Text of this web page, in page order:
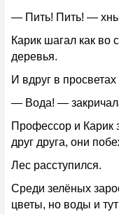
— Пить! Пить! —
Карик шагал как во
деревья.
И вдруг в
— Вода! —
Профессор и Карик
друг друга, они
Лес расступился.
Среди зелёных
цветы, но воды и